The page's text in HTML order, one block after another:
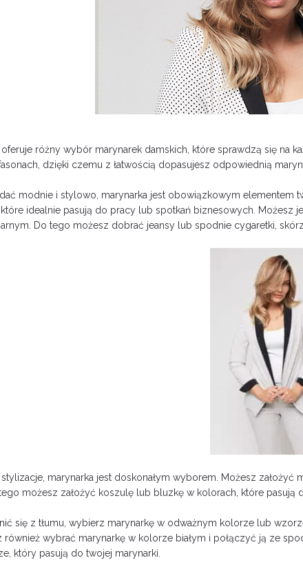
oferuje różny wybór marynarek damskich, które sprawdzą się na
dzięki czemu z łatwością dopasujesz odpowiednią
modnie i stylowo, marynarka jest obowiązkowym elementem
które idealnie pasują do pracy lub spotkań biznesowych.
Do tego możesz dobrać jeansy lub spodnie cygaretki,
marynarka jest doskonałym wyborem. Możesz
możesz założyć koszulę lub bluzkę w kolorach, które pasują
się z tłumu, wybierz marynarkę w odważnym kolorze lub
również wybrać marynarkę w kolorze białym i połączyć ją ze
który pasują do twojej marynarki.